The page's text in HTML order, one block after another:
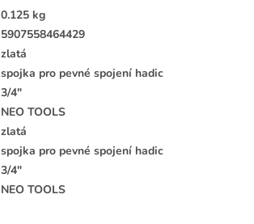
0.125 kg
5907558464429
zlatá
spojka pro pevné spojení hadic
3/4"
NEO TOOLS
zlatá
spojka pro pevné spojení hadic
3/4"
NEO TOOLS